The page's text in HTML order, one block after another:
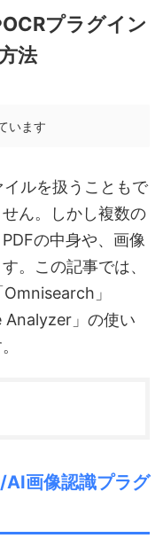
プラグイン
法
います
ルを扱うこともで
ん。しかし複数の
の中身や、画像
。この記事では、
」
Analyzer」の使い
画像認識プラグ